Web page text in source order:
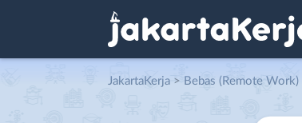
JakartaKerja > Bebas (Remote Work)